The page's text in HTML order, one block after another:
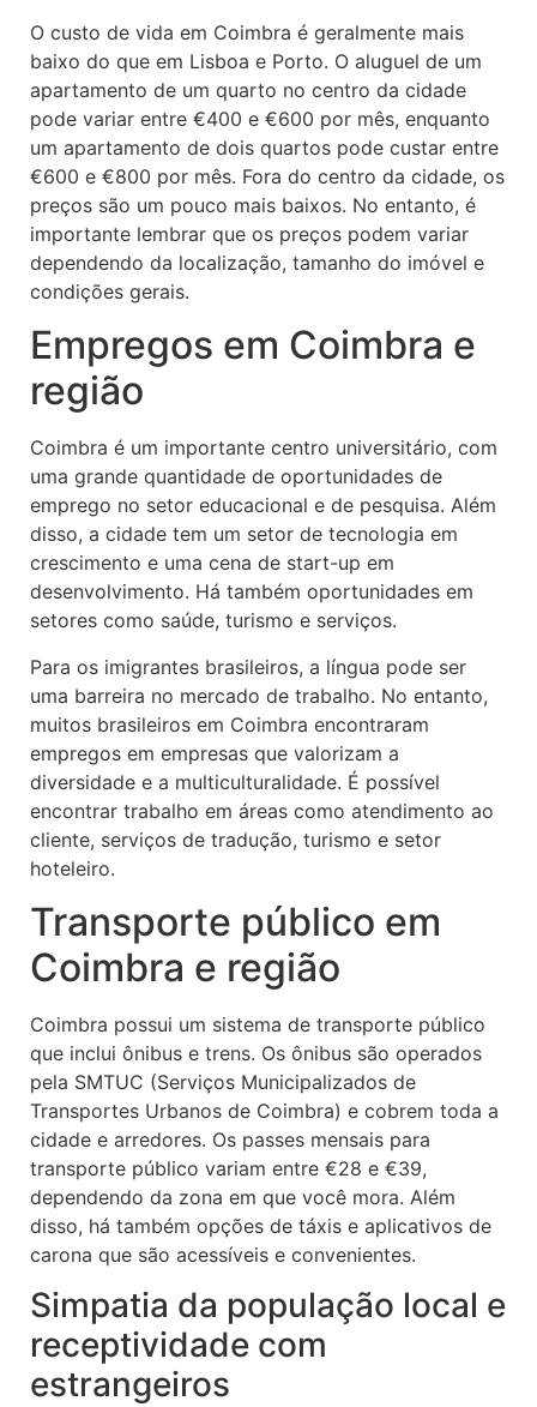
O custo de vida em Coimbra é geralmente mais
baixo do que em Lisboa e Porto. O aluguel de um
apartamento de um quarto no centro da cidade
pode variar entre €400 e €600 por mês, enquanto
um apartamento de dois quartos pode custar entre
€600 e €800 por mês. Fora do centro da cidade, os
preços são um pouco mais baixos. No entanto, é
importante lembrar que os preços podem variar
dependendo da localização, tamanho do imóvel e
condições gerais.
Empregos em Coimbra e
região
Coimbra é um importante centro universitário, com
uma grande quantidade de oportunidades de
emprego no setor educacional e de pesquisa. Além
disso, a cidade tem um setor de tecnologia em
crescimento e uma cena de start-up em
desenvolvimento. Há também oportunidades em
setores como saúde, turismo e serviços.
Para os imigrantes brasileiros, a língua pode ser
uma barreira no mercado de trabalho. No entanto,
muitos brasileiros em Coimbra encontraram
empregos em empresas que valorizam a
diversidade e a multiculturalidade. É possível
encontrar trabalho em áreas como atendimento ao
cliente, serviços de tradução, turismo e setor
hoteleiro.
Transporte público em
Coimbra e região
Coimbra possui um sistema de transporte público
que inclui ônibus e trens. Os ônibus são operados
pela SMTUC (Serviços Municipalizados de
Transportes Urbanos de Coimbra) e cobrem toda a
cidade e arredores. Os passes mensais para
transporte público variam entre €28 e €39,
dependendo da zona em que você mora. Além
disso, há também opções de táxis e aplicativos de
carona que são acessíveis e convenientes.
Simpatia da população local e
receptividade com
estrangeiros